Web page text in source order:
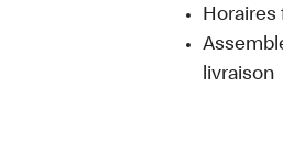
Horaires
livraison